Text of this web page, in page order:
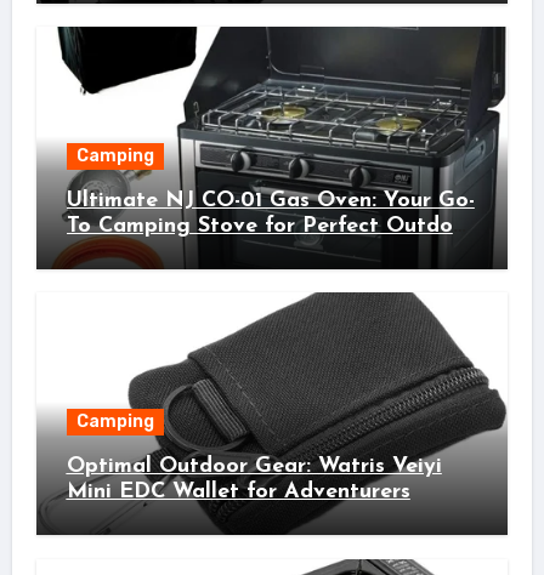
Camping
Ultimate NJ CO-01 Gas Oven: Your Go-
To Camping Stove for Perfect Outdoor
Cooking!
Camping
Optimal Outdoor Gear: Watris Veiyi
Mini EDC Wallet for Adventurers